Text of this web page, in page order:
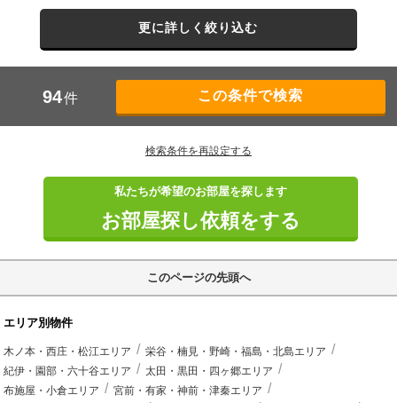
更に詳しく絞り込む
94件
検索条件を再設定する
私たちが希望のお部屋を探します
お部屋探し依頼をする
このページの先頭へ
エリア別物件
木ノ本・西庄・松江エリア
栄谷・楠見・野崎・福島・北島エリア
紀伊・園部・六十谷エリア
太田・黒田・四ヶ郷エリア
布施屋・小倉エリア
宮前・有家・神前・津秦エリア